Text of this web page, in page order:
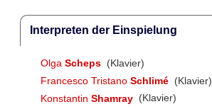
Interpreten der Einspielung
Olga Scheps (Klavier)
Francesco Tristano Schlimé (Klavier)
Konstantin Shamray (Klavier)